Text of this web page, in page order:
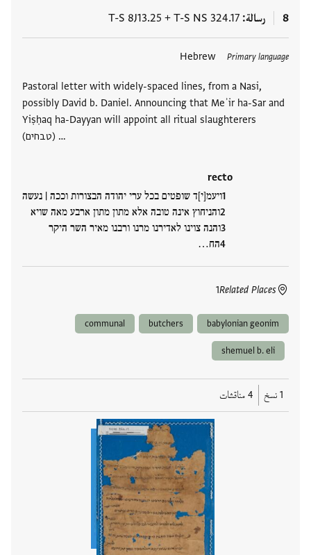
8 رسالة T-S NS 324.17
+
T-S 8J13.25
Primary language
Hebrew
Pastoral letter with widely-spaced lines, from a Nasi,
possibly David b. Daniel. Announcing that Meʾir ha-Sar and
Yiṣḥaq ha-Dayyan will appoint all ritual slaughterers
(טבחים) …
recto
ויעמ[י]ד שופטים בכל ערי יהודה הבצורות וככה | נעשה
והניחוץ אינה טובה אלא מתון מתון ארבע מאה שויא
והנה צוינו לאדירנו מרנו ורבנו מאיר השר היקר
הח…
Related Places
1
العلامات
babylonian geonim
butchers
communal
shemuel b. eli
1 نسخ 4 مناقشات